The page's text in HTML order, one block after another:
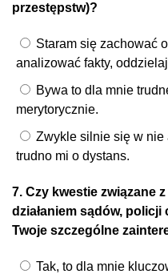
przestępstw)?
Staram się zachować
analizować fakty,
Bywa to dla mnie
merytorycznie.
Zwykle silnie się w
trudno mi o dystans.
7. Czy kwestie związane
działaniem sądów, policji
Twoje szczególne
Tak, to dla mnie